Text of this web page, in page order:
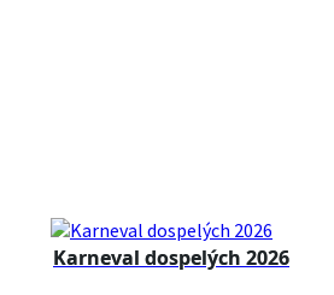
Karneval dospelých 2026